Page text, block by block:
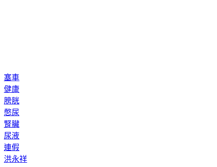
健康
膀胱
憋尿
腎臟
尿液
連假
洪永祥